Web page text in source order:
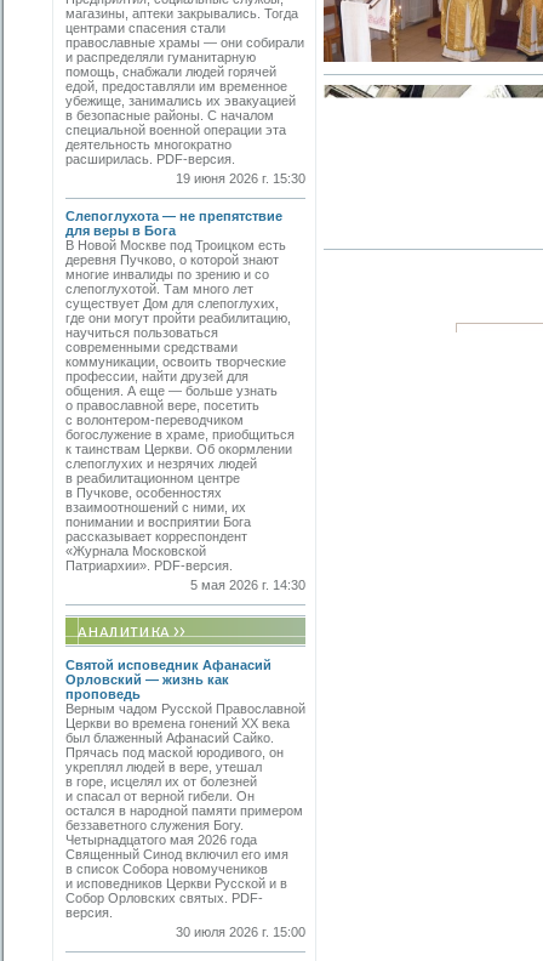
магазины, аптеки закрывались. Тогда
центрами спасения стали
православные храмы — они собирали
и распределяли гуманитарную
помощь, снабжали людей горячей
едой, предоставляли им временное
убежище, занимались их эвакуацией
в безопасные районы. С началом
специальной военной операции эта
деятельность многократно
расширилась. PDF-версия.
19 июня 2026 г. 15:30
Слепоглухота — не препятствие
для веры в Бога
В Новой Москве под Троицком есть
деревня Пучково, о которой знают
многие инвалиды по зрению и со
слепоглухотой. Там много лет
существует Дом для слепоглухих,
где они могут пройти реабилитацию,
научиться пользоваться
современными средствами
коммуникации, освоить творческие
профессии, найти друзей для
общения. А еще — больше узнать
о православной вере, посетить
с волонтером-переводчиком
богослужение в храме, приобщиться
к таинствам Церкви. Об окормлении
слепоглухих и незрячих людей
в реабилитационном центре
в Пучкове, особенностях
взаимоотношений с ними, их
понимании и восприятии Бога
рассказывает корреспондент
«Журнала Московской
Патриархии». PDF-версия.
5 мая 2026 г. 14:30
Святой исповедник Афанасий
Орловский — жизнь как
проповедь
Верным чадом Русской Православной
Церкви во времена гонений XX века
был блаженный Афанасий Сайко.
Прячась под маской юродивого, он
укреплял людей в вере, утешал
в горе, исцелял их от болезней
и спасал от верной гибели. Он
остался в народной памяти примером
беззаветного служения Богу.
Четырнадцатого мая 2026 года
Священный Синод включил его имя
в список Собора новомучеников
и исповедников Церкви Русской и в
Собор Орловских святых. PDF-
версия.
30 июля 2026 г. 15:00